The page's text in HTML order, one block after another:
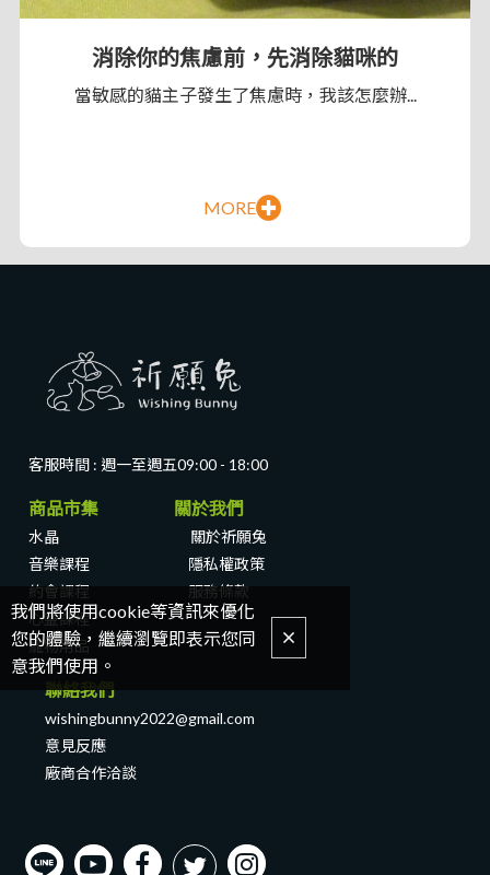
消除你的焦慮前，先消除貓咪的
當敏感的貓主子發生了焦慮時，我該怎麼辦...
客服時間 : 週一至週五09:00 - 18:00
商品市集 關於我們
水晶
關於祈願兔
音樂課程
隱私權政策
約會課程
服務條款
心靈課程
寵物用品
聯絡我們
wishingbunny2022@gmail.com
意見反應
廠商合作洽談
我們將使用cookie等資訊來優化
您的體驗，繼續瀏覽即表示您同
意我們使用。